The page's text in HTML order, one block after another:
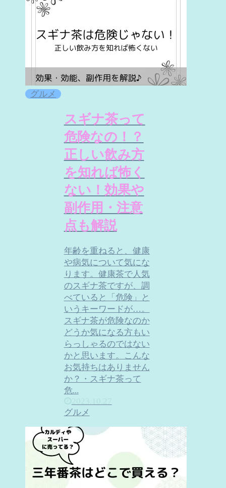
グルメ
スギナ茶って
危険なの！？
正しい飲み方
を知れば怖く
ない！効果や
副作用・注意
点も解説
年齢を重ねると、健康
や病気について気にな
ります。健康茶で人気
のスギナ茶ですが、調
べていると「危険」と
いうキーワードが…。
スギナ茶が危険なのか
どうか気になる方もい
らっしゃるのではない
かと思います。こんな
お気持ちはありません
か？・スギナ茶って
危...
グルメ